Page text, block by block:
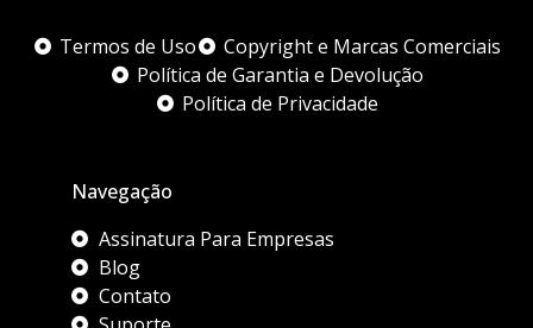
Termos de Uso
Copyright e Marcas Comerciais
Política de Garantia e Devolução
Política de Privacidade
Navegação
Assinatura Para Empresas
Blog
Contato